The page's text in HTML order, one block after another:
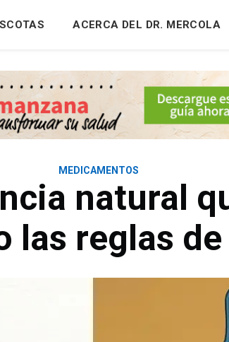
ACERCA DEL DR. MERCOLA
MEDICAMENTOS
natural
las reglas